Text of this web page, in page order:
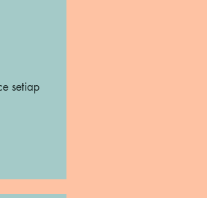
setiap